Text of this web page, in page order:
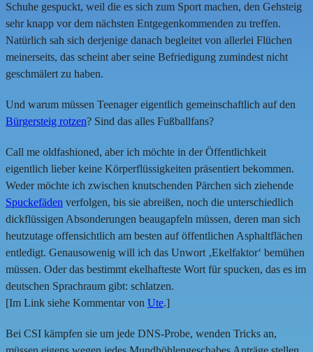
Schuhe gespuckt, weil die es sich zum Sport machen, den Gehsteig
sehr knapp vor dem nächsten Entgegenkommenden zu treffen.
Natürlich sah sich derjenige danach begleitet von allerlei Flüchen
meinerseits, das scheint aber seine Befriedigung zumindest nicht
geschmälert zu haben.
Und warum müssen Teenager eigentlich gemeinschaftlich auf den
Bürgersteig rotzen? Sind das alles Fußballfans?
Call me oldfashioned, aber ich möchte in der Öffentlichkeit
eigentlich lieber keine Körperflüssigkeiten präsentiert bekommen.
Weder möchte ich zwischen knutschenden Pärchen sich ziehende
Spuckefäden verfolgen, bis sie abreißen, noch die unterschiedlich
dickflüssigen Absonderungen beaugapfeln müssen, deren man sich
heutzutage offensichtlich am besten auf öffentlichen Asphaltflächen
entledigt. Genausowenig will ich das Unwort ‚Ekelfaktor‘ bemühen
müssen. Oder das bestimmt ekelhafteste Wort für spucken, das es im
deutschen Sprachraum gibt: schlatzen.
[Im Link siehe Kommentar von Ute.]
Bei CSI kämpfen sie um jede DNS-Probe, wenden Tricks an,